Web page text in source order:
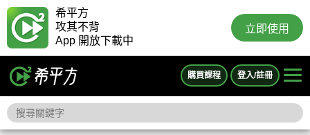
希平方
攻其不背
App 開放下載中
立即使用
購買課程 登入/註冊